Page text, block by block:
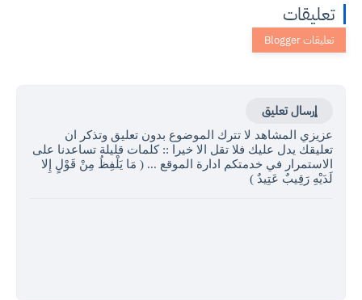
تعليقات
إرسال تعليق
عزيزي المشاهد لا تترك الموضوع بدون تعليق وتذكر ان
تعليقك يدل عليك فلا تقل الا خيرا :: كلمات قليلة تساعدنا على
الاستمرار في خدمتكم ادارة الموقع ... ( مَا يَلْفِظُ مِنْ قَوْلٍ إِلا
لَدَيْهِ رَقِيبٌ عَتِيدٌ )